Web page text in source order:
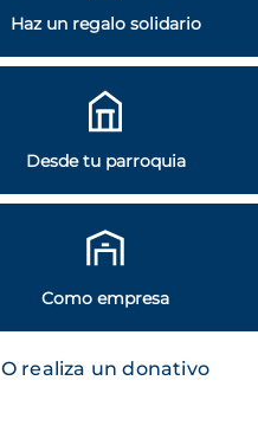
Haz un regalo solidario
Desde tu parroquia
Como empresa
O realiza un donativo